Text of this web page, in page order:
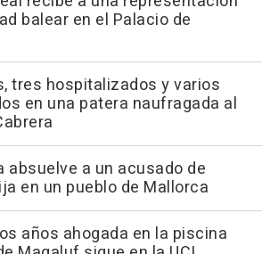
balear en el Palacio de
tres hospitalizados y varios
en una patera naufragada al
absuelve a un acusado de
en un pueblo de Mallorca
años ahogada en la piscina